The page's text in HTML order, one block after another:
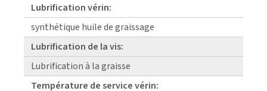
Lubrification vérin:
synthétique huile de graissage
Lubrification de la vis:
Lubrification à la graisse
Température de service vérin: